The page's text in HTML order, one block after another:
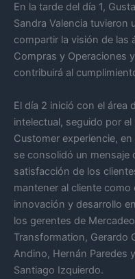
En la tarde del día 1,
Sandra Valencia tuvieron
compartir la visión de las
Compras y Operaciones
contribuirá al
El día 2 inició con el área
intelectual, seguido por
Customer experiencie,
se consolidó un mensaje
satisfacción de los
mantener al cliente
innovación y desarrollo
los gerentes de
Transformation, Gerardo
Andino, Hernán Paredes
Santiago Izquierdo.